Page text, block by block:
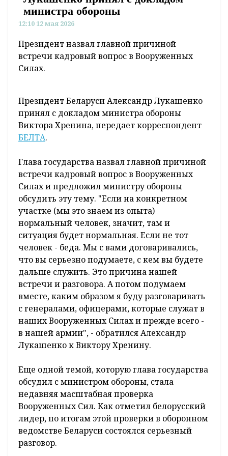
министра обороны
12:10 12 мая 2026
Президент назвал главной причиной
встречи кадровый вопрос в Вооруженных
Силах.
Президент Беларуси Александр Лукашенко
принял с докладом министра обороны
Виктора Хренина, передает корреспондент
БЕЛТА.
Глава государства назвал главной причиной
встречи кадровый вопрос в Вооруженных
Силах и предложил министру обороны
обсудить эту тему. "Если на конкретном
участке (мы это знаем из опыта)
нормальный человек, значит, там и
ситуация будет нормальная. Если не тот
человек - беда. Мы с вами договаривались,
что вы серьезно подумаете, с кем вы будете
дальше служить. Это причина нашей
встречи и разговора. А потом подумаем
вместе, каким образом я буду разговаривать
с генералами, офицерами, которые служат в
наших Вооруженных Силах и прежде всего -
в нашей армии", - обратился Александр
Лукашенко к Виктору Хренину.
Еще одной темой, которую глава государства
обсудил с министром обороны, стала
недавняя масштабная проверка
Вооруженных Сил. Как отметил белорусский
лидер, по итогам этой проверки в оборонном
ведомстве Беларуси состоялся серьезный
разговор.